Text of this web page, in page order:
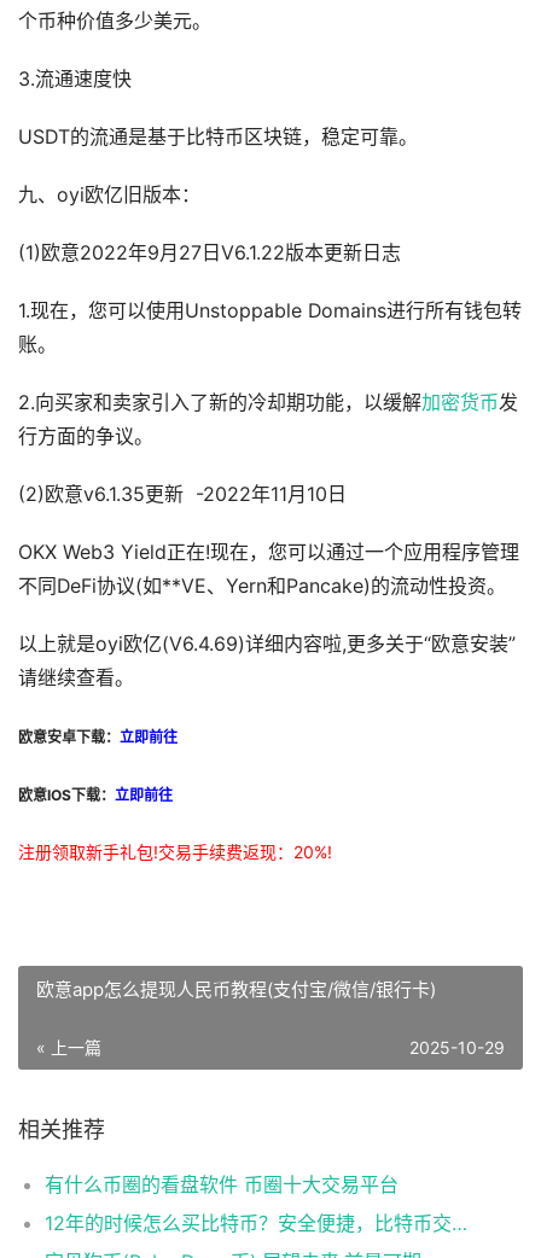
个币种价值多少美元。
3.流通速度快
USDT的流通是基于比特币区块链，稳定可靠。
九、oyi欧亿旧版本：
(1)欧意2022年9月27日V6.1.22版本更新日志
1.现在，您可以使用Unstoppable Domains进行所有钱包转
账。
2.向买家和卖家引入了新的冷却期功能，以缓解加密货币发
行方面的争议。
(2)欧意v6.1.35更新 -2022年11月10日
OKX Web3 Yield正在!现在，您可以通过一个应用程序管理
不同DeFi协议(如**VE、Yern和Pancake)的流动性投资。
以上就是oyi欧亿(V6.4.69)详细内容啦,更多关于“欧意安装”
请继续查看。
欧意安卓下载： 立即前往
欧意IOS下载： 立即前往
注册领取新手礼包!交易手续费返现：20%!
欧意app怎么提现人民币教程(支付宝/微信/银行卡)
« 上一篇 2025-10-29
相关推荐
有什么币圈的看盘软件 币圈十大交易平台
12年的时候怎么买比特币？安全便捷，比特币交易首选